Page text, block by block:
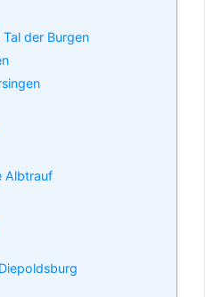
der Burgen
Albtrauf